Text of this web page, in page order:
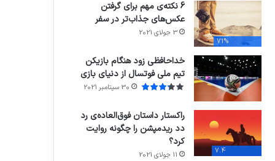
71%
6 نکته‌ی مهم برای گرفتن
عکس‌های جذاب‌تر در سفر
3 جولای 2021
خداحافظی زود هنگام بازیکن
تیم ملی فوتسال از دنیای بازی
30 سپتامبر 2021
7.4
راکستار داستان فوق‌العاده‌ی رد
دد ریدمپشن را چگونه روایت
کرد؟
11 جولای 2021